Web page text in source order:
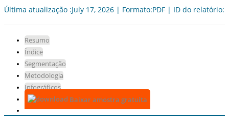
Última atualização :July 17, 2026 | Formato:PDF | ID do relatório:
Resumo
Índice
Segmentação
Metodologia
Infográficos
Baixar amostra gratuita